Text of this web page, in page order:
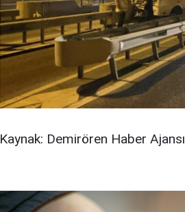
Kaynak: Demirören Haber Ajansı